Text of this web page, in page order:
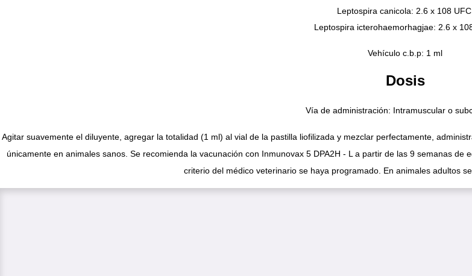
Leptospira canicola: 2.6 x 108 UFC
Leptospira icterohaemorhagjae: 2.6 x
Vehículo c.b.p: 1 ml
Dosis
Vía de administración: Intramuscular o
Agitar suavemente el diluyente, agregar la totalidad (1 ml) al vial de la pastilla liofilizada y mezclar perfectamente,
únicamente en animales sanos. Se recomienda la vacunación con Inmunovax 5 DPA2H - L a partir de las 9 semanas
criterio del médico veterinario se haya programado. En animales adultos